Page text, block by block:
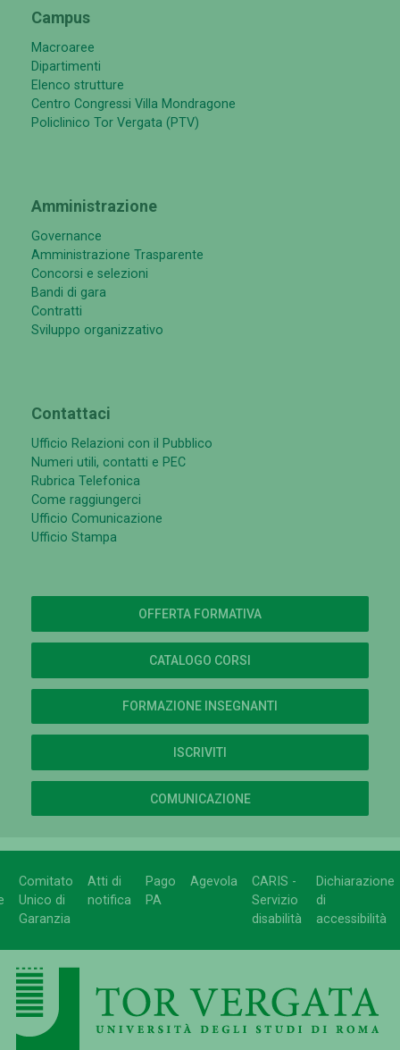
Campus
Macroaree
Dipartimenti
Elenco strutture
Centro Congressi Villa Mondragone
Policlinico Tor Vergata (PTV)
Amministrazione
Governance
Amministrazione Trasparente
Concorsi e selezioni
Bandi di gara
Contratti
Sviluppo organizzativo
Contattaci
Ufficio Relazioni con il Pubblico
Numeri utili, contatti e PEC
Rubrica Telefonica
Come raggiungerci
Ufficio Comunicazione
Ufficio Stampa
OFFERTA FORMATIVA
CATALOGO CORSI
FORMAZIONE INSEGNANTI
ISCRIVITI
COMUNICAZIONE
Comitato
Unico di
Garanzia
Atti di
notifica
Pago
PA
Agevola
CARIS -
Servizio
disabilità
Dichiarazione
di
accessibilità